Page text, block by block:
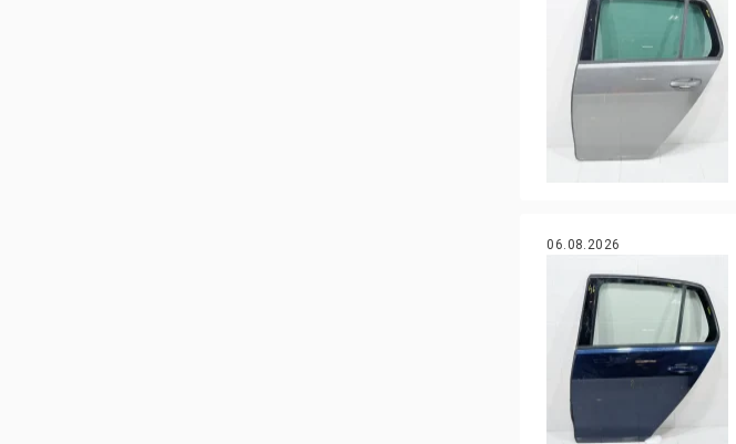
06.08.2026